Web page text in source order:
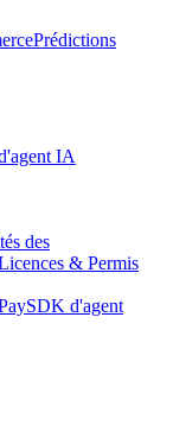
Prédictions
IA
des
& Permis
SDK d'agent